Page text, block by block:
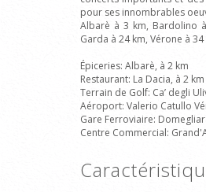
pour ses innombrables
Albarè à 3 km, Bardolino
Garda à 24 km, Vérone à
Épiceries: Albarè, à 2 km
Restaurant: La Dacia, à 2 km
Terrain de Golf: Ca’ degli
Aéroport: Valerio Catullo
Gare Ferroviaire:
Centre Commercial: